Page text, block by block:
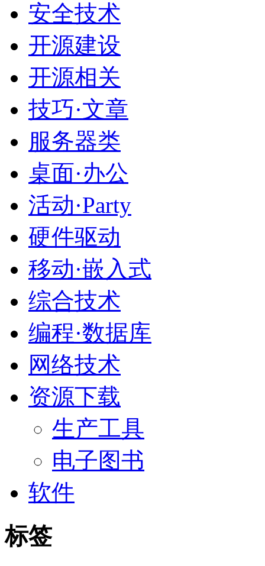
安全技术
开源建设
开源相关
技巧·文章
服务器类
桌面·办公
活动·Party
硬件驱动
移动·嵌入式
综合技术
编程·数据库
网络技术
资源下载
生产工具
电子图书
软件
标签